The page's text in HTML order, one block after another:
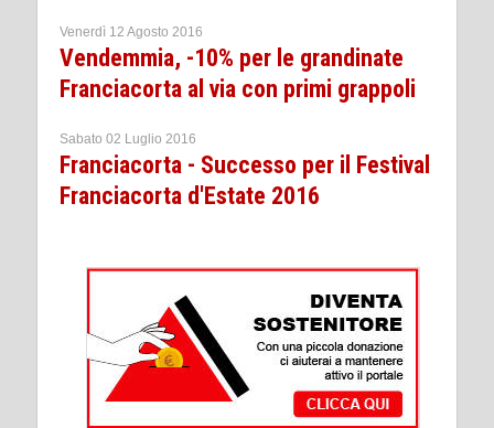
Venerdì 12 Agosto 2016
Vendemmia, -10% per le grandinate
Franciacorta al via con primi grappoli
Sabato 02 Luglio 2016
Franciacorta - Successo per il Festival
Franciacorta d'Estate 2016